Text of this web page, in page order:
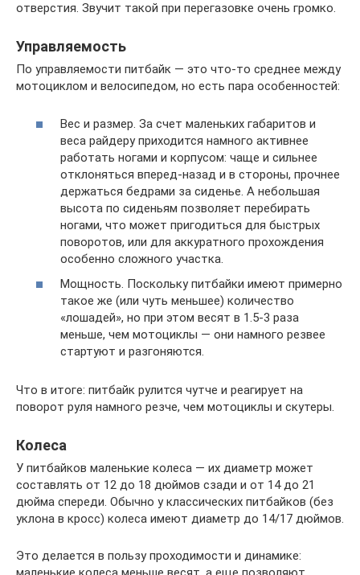
отверстия. Звучит такой при перегазовке очень громко.
Управляемость
По управляемости питбайк — это что-то среднее между
мотоциклом и велосипедом, но есть пара особенностей:
Вес и размер. За счет маленьких габаритов и
веса райдеру приходится намного активнее
работать ногами и корпусом: чаще и сильнее
отклоняться вперед-назад и в стороны, прочнее
держаться бедрами за сиденье. А небольшая
высота по сиденьям позволяет перебирать
ногами, что может пригодиться для быстрых
поворотов, или для аккуратного прохождения
особенно сложного участка.
Мощность. Поскольку питбайки имеют примерно
такое же (или чуть меньшее) количество
«лошадей», но при этом весят в 1.5-3 раза
меньше, чем мотоциклы — они намного резвее
стартуют и разгоняются.
Что в итоге: питбайк рулится чутче и реагирует на
поворот руля намного резче, чем мотоциклы и скутеры.
Колеса
У питбайков маленькие колеса — их диаметр может
составлять от 12 до 18 дюймов сзади и от 14 до 21
дюйма спереди. Обычно у классических питбайков (без
уклона в кросс) колеса имеют диаметр до 14/17 дюймов.
Это делается в пользу проходимости и динамике: